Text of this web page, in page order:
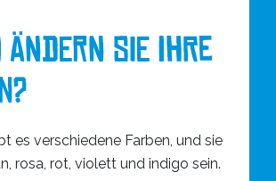
ÄNDERN SIE IHRE
es verschiedene Farben, und sie
rosa, rot, violett und indigo sein.